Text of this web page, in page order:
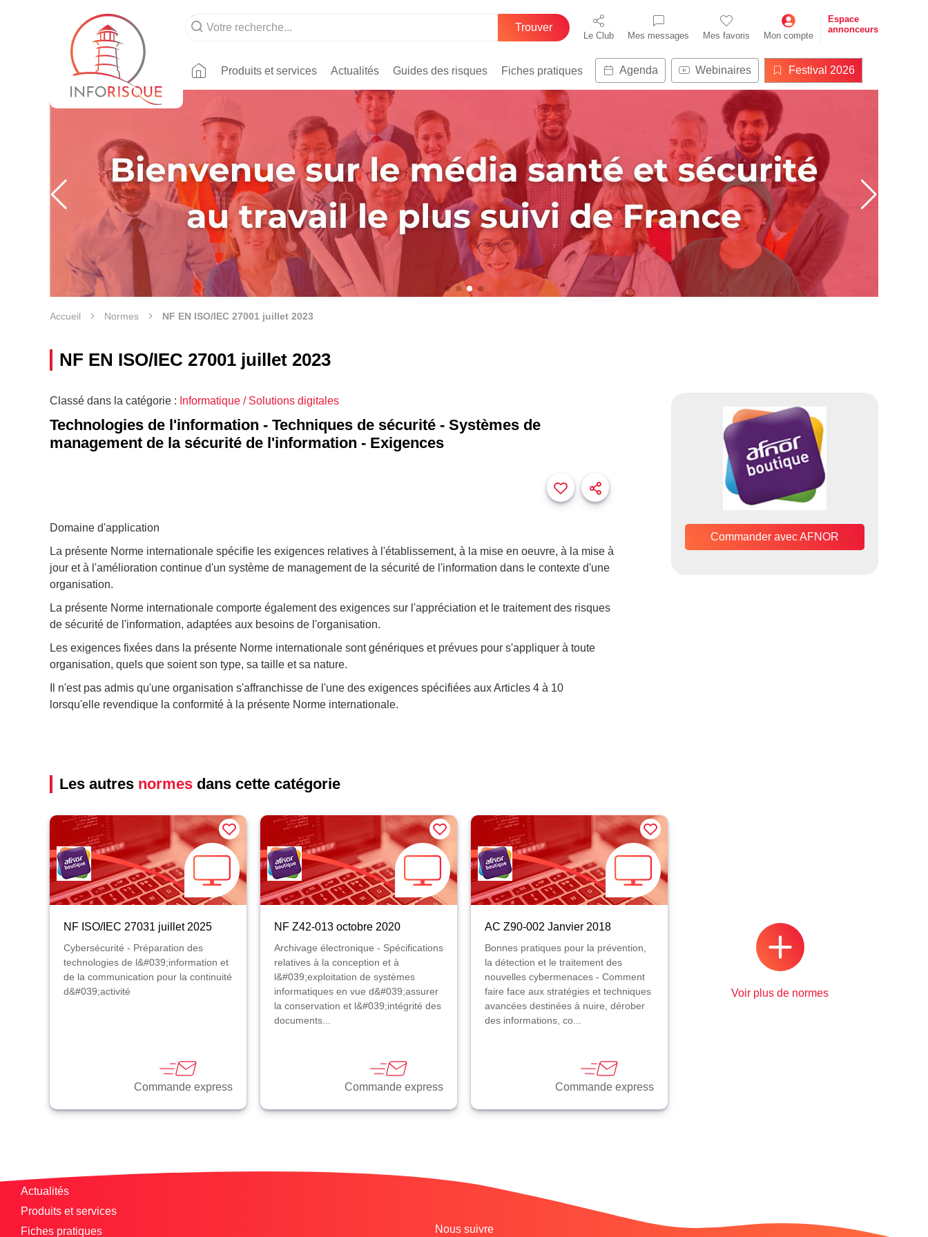
Trouver
Le Club Mes messages Mes favoris Mon compte
Espace
annonceurs
Produits et services Actualités Guides des risques Fiches pratiques Agenda Webinaires Festival 2026
Accueil Normes NF EN ISO/IEC 27001 juillet 2023
NF EN ISO/IEC 27001 juillet 2023
Classé dans la catégorie : Informatique / Solutions digitales
Technologies de l'information - Techniques de sécurité - Systèmes de
management de la sécurité de l'information - Exigences
Domaine d'application
La présente Norme internationale spécifie les exigences relatives à l'établissement, à la mise en oeuvre, à la mise à
jour et à l'amélioration continue d'un système de management de la sécurité de l'information dans le contexte d'une
organisation.
La présente Norme internationale comporte également des exigences sur l'appréciation et le traitement des risques
de sécurité de l'information, adaptées aux besoins de l'organisation.
Les exigences fixées dans la présente Norme internationale sont génériques et prévues pour s'appliquer à toute
organisation, quels que soient son type, sa taille et sa nature.
Il n'est pas admis qu'une organisation s'affranchisse de l'une des exigences spécifiées aux Articles 4 à 10
lorsqu'elle revendique la conformité à la présente Norme internationale.
Commander avec AFNOR
Les autres normes dans cette catégorie
NF ISO/IEC 27031 juillet 2025
Cybersécurité - Préparation des
technologies de l&#039;information et
de la communication pour la continuité
d&#039;activité
Commande express
NF Z42-013 octobre 2020
Archivage électronique - Spécifications
relatives à la conception et à
l&#039;exploitation de systèmes
informatiques en vue d&#039;assurer
la conservation et l&#039;intégrité des
documents...
Commande express
AC Z90-002 Janvier 2018
Bonnes pratiques pour la prévention,
la détection et le traitement des
nouvelles cybermenaces - Comment
faire face aux stratégies et techniques
avancées destinées à nuire, dérober
des informations, co...
Commande express
Voir plus de normes
Actualités
Produits et services
Fiches pratiques
Nous suivre